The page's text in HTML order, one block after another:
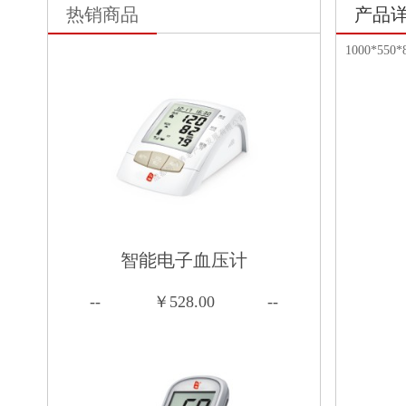
热销商品
智能电子血压计
-- ￥528.00 --
产品